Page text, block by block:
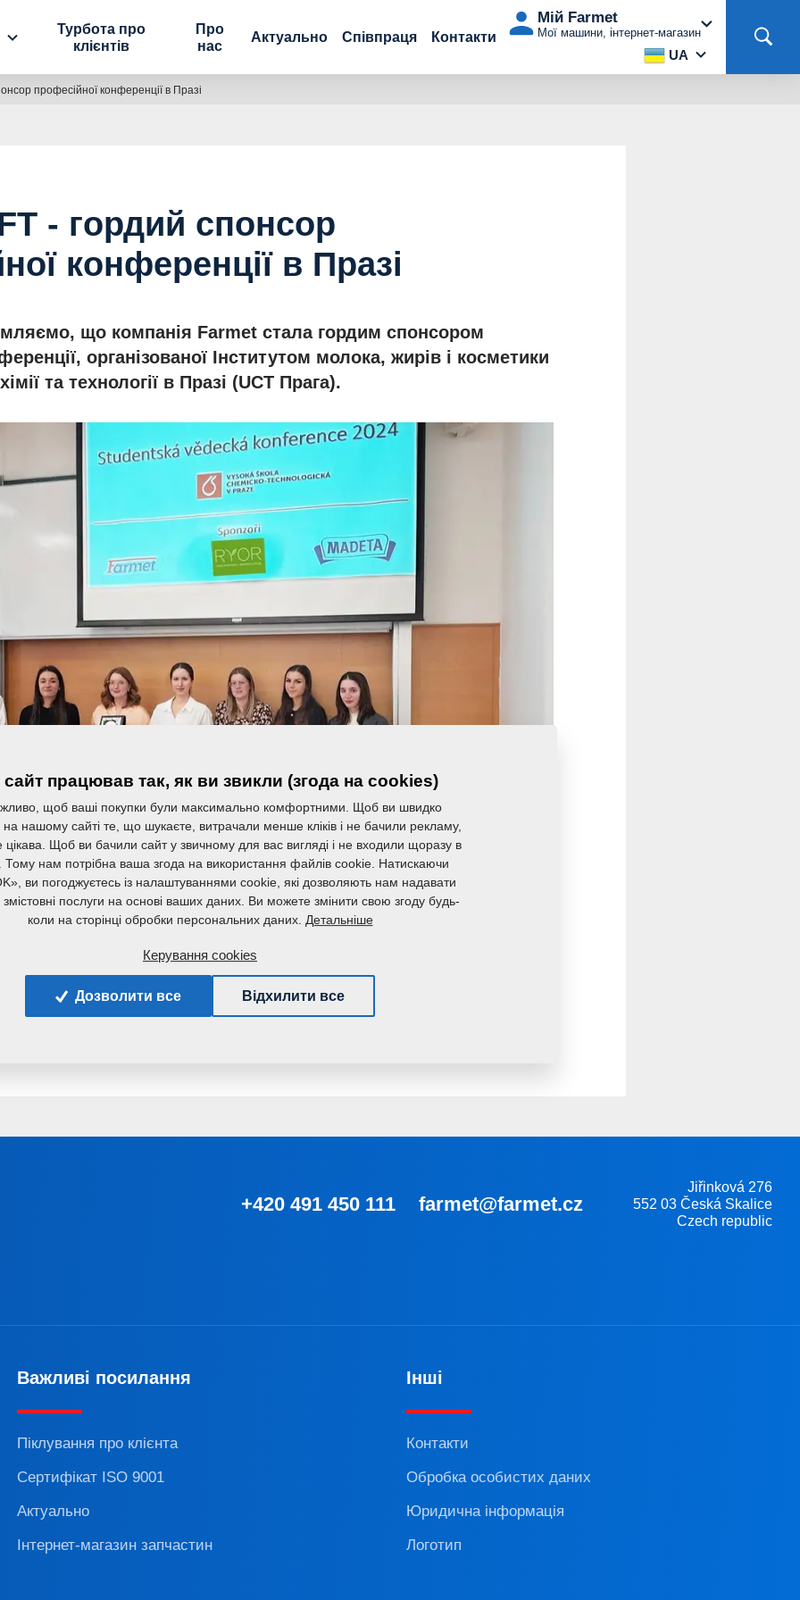
Турбота про
клієнтів
Про
нас
Актуально Співпраця
Контакти
UA
Мій Farmet
Мої машини, інтернет-магазин
професійної конференції в Празі
- гордий спонсор
конференції в Празі
що компанія Farmet стала гордим спонсором
організованої Інститутом молока, жирів і косметики
та технології в Празі (UCT Прага).
ми віримо в підтримку освіти та мотивацію молодих фахівців до
ідей у науці та технологіях. Це партнерство відображає наше
розвиток і співпрацю в галузі олій та жирів.
Маєте питання? Зв'яжіться з нами.
+420 491 450 111 farmet@farmet.cz
Jiřinková 276
552 03 Česká Skalice
Czech republic
Важливі посилання
Піклування про клієнта
Сертифікат ISO 9001
Актуально
Інтернет-магазин запчастин
Інші
Контакти
Обробка особистих даних
Юридична інформація
Логотип
працював так, як ви звикли (згода на cookies)
щоб ваші покупки були максимально комфортними. Щоб ви швидко
нашому сайті те, що шукаєте, витрачали менше кліків і не бачили рекламу,
Щоб ви бачили сайт у звичному для вас вигляді і не входили щоразу в
Тому нам потрібна ваша згода на використання файлів cookie. Натискаючи
ви погоджуєтесь із налаштуваннями cookie, які дозволяють нам надавати
змістовні послуги на основі ваших даних. Ви можете змінити свою згоду будь-
коли на сторінці обробки персональних даних. Детальніше
Керування cookies
Дозволити все Відхилити все